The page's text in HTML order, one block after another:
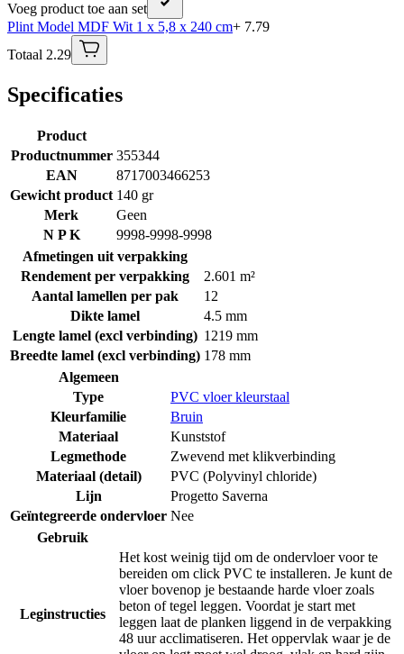
Voeg product toe aan set
Plint Model MDF Wit 1 x 5,8 x 240 cm+ 7.79
Totaal 2.29
Specificaties
Product
Productnummer 355344
EAN
8717003466253
Gewicht product 140 gr
Merk
Geen
N P K
9998-9998-9998
Afmetingen uit verpakking
Rendement per verpakking
2.601 m²
Aantal lamellen per pak
12
Dikte lamel
4.5 mm
Lengte lamel (excl verbinding) 1219 mm
Breedte lamel (excl verbinding) 178 mm
Algemeen
Type
PVC vloer kleurstaal
Kleurfamilie
Bruin
Materiaal
Kunststof
Legmethode
Zwevend met klikverbinding
Materiaal (detail)
PVC (Polyvinyl chloride)
Lijn
Progetto Saverna
Geïntegreerde ondervloer Nee
Gebruik
Leginstructies
Het kost weinig tijd om de ondervloer voor te
bereiden om click PVC te installeren. Je kunt de
vloer bovenop je bestaande harde vloer zoals
beton of tegel leggen. Voordat je start met
leggen laat de planken liggend in de verpakking
48 uur acclimatiseren. Het oppervlak waar je de